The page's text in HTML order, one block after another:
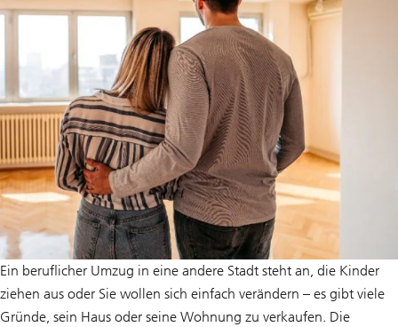
Ein beruflicher Umzug in eine andere Stadt steht an, die Kinder
ziehen aus oder Sie wollen sich einfach verändern – es gibt viele
Gründe, sein Haus oder seine Wohnung zu verkaufen. Die